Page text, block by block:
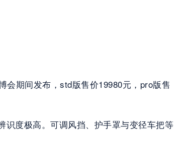
会期间发布，std版售价19980元，pro版售
识度极高。可调风挡、护手罩与变径车把等